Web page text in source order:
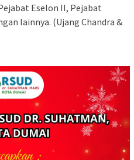
Eselon II, Pejabat
lainnya. (Ujang Chandra &